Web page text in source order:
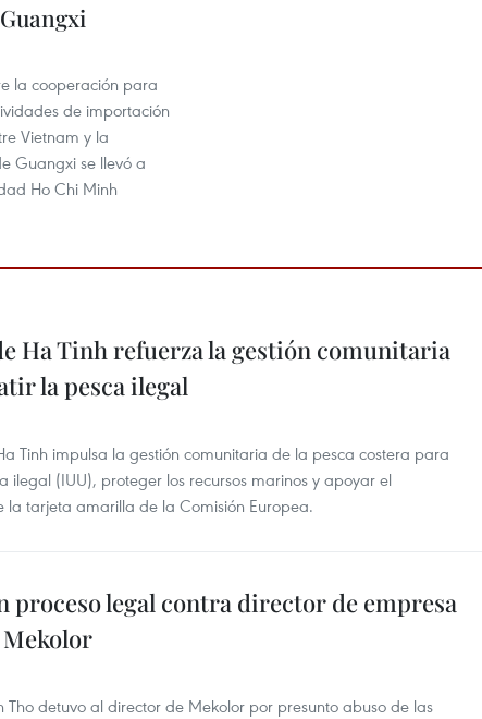
la cooperación para
de importación
Vietnam y la
Guangxi se llevó a
Ho Chi Minh
Ha Tinh refuerza la gestión comunitaria
la pesca ilegal
Tinh impulsa la gestión comunitaria de la pesca costera para
ilegal (IUU), proteger los recursos marinos y apoyar el
la tarjeta amarilla de la Comisión Europea.
proceso legal contra director de empresa
Tho detuvo al director de Mekolor por presunto abuso de las